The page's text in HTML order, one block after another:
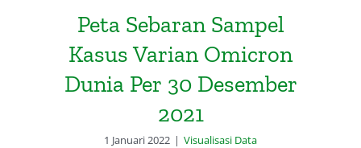
Peta Sebaran Sampel
Kasus Varian Omicron
Dunia Per 30 Desember
2021
1 Januari 2022 | Visualisasi Data